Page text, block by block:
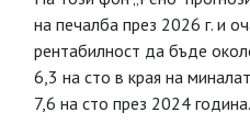
на печалба през 2026 г. и
рентабилност да бъде
6,3 на сто в края на
7,6 на сто през 2024 година.